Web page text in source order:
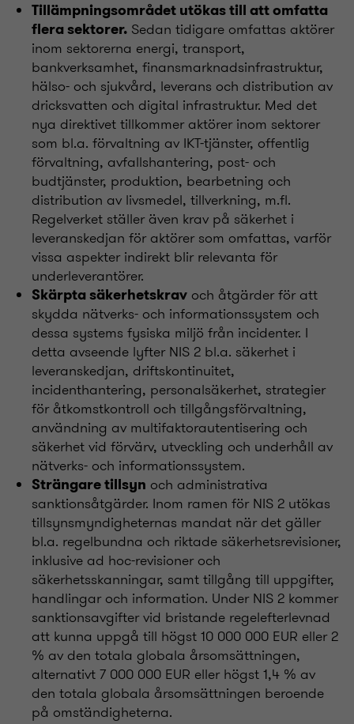
Tillämpningsområdet utökas till att omfatta
flera sektorer. Sedan tidigare omfattas aktörer
inom sektorerna energi, transport,
bankverksamhet, finansmarknadsinfrastruktur,
hälso- och sjukvård, leverans och distribution av
dricksvatten och digital infrastruktur. Med det
nya direktivet tillkommer aktörer inom sektorer
som bl.a. förvaltning av IKT-tjänster, offentlig
förvaltning, avfallshantering, post- och
budtjänster, produktion, bearbetning och
distribution av livsmedel, tillverkning, m.fl.
Regelverket ställer även krav på säkerhet i
leveranskedjan för aktörer som omfattas, varför
vissa aspekter indirekt blir relevanta för
underleverantörer.
Skärpta säkerhetskrav och åtgärder för att
skydda nätverks- och informationssystem och
dessa systems fysiska miljö från incidenter. I
detta avseende lyfter NIS 2 bl.a. säkerhet i
leveranskedjan, driftskontinuitet,
incidenthantering, personalsäkerhet, strategier
för åtkomstkontroll och tillgångsförvaltning,
användning av multifaktorautentisering och
säkerhet vid förvärv, utveckling och underhåll av
nätverks- och informationssystem.
Strängare tillsyn och administrativa
sanktionsåtgärder. Inom ramen för NIS 2 utökas
tillsynsmyndigheternas mandat när det gäller
bl.a. regelbundna och riktade säkerhetsrevisioner,
inklusive ad hoc-revisioner och
säkerhetsskanningar, samt tillgång till uppgifter,
handlingar och information. Under NIS 2 kommer
sanktionsavgifter vid bristande regelefterlevnad
att kunna uppgå till högst 10 000 000 EUR eller 2
% av den totala globala årsomsättningen,
alternativt 7 000 000 EUR eller högst 1,4 % av
den totala globala årsomsättningen beroende
på omständigheterna.